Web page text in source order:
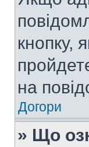
кнопку,
на
Догори
» Що